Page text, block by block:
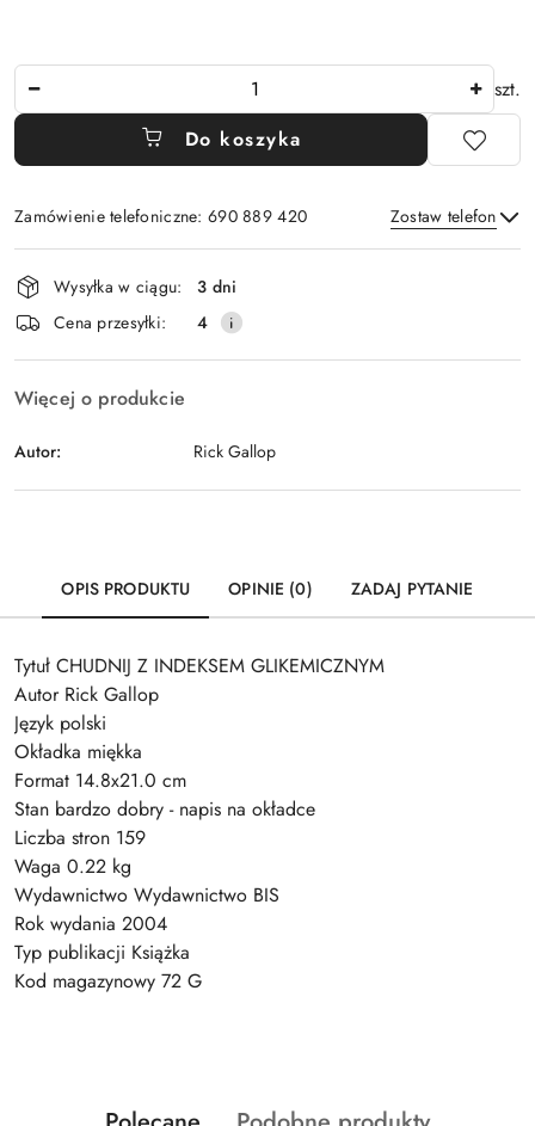
szt.
Do koszyka
Zamówienie telefoniczne: 690 889 420 Zostaw telefon
Wyślij
Dostępność
i
dostawa
Wysyłka w ciągu:
3 dni
Cena przesyłki:
4
Więcej o produkcie
Autor: Rick Gallop
OPIS PRODUKTU OPINIE (0) ZADAJ PYTANIE
Tytuł CHUDNIJ Z INDEKSEM GLIKEMICZNYM
Autor Rick Gallop
Język polski
Okładka miękka
Format 14.8x21.0 cm
Stan bardzo dobry - napis na okładce
Liczba stron 159
Waga 0.22 kg
Wydawnictwo Wydawnictwo BIS
Rok wydania 2004
Typ publikacji Książka
Kod magazynowy 72 G